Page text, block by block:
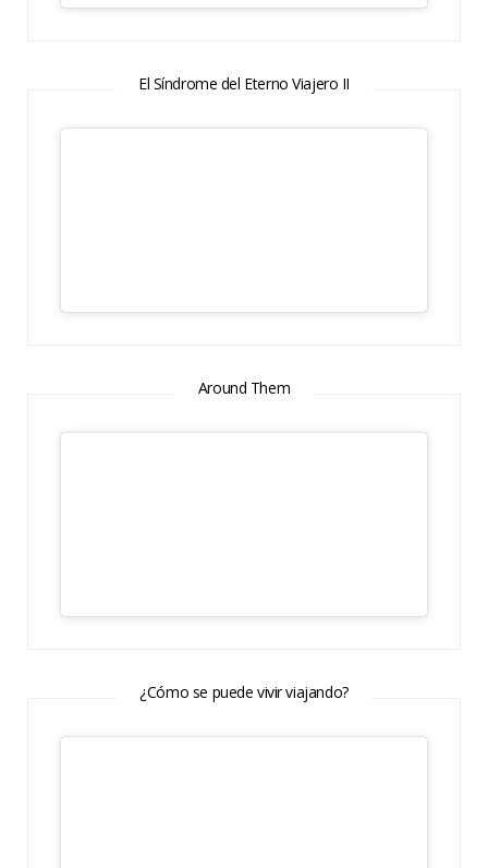
El Síndrome del Eterno Viajero II
Around Them
¿Cómo se puede vivir viajando?